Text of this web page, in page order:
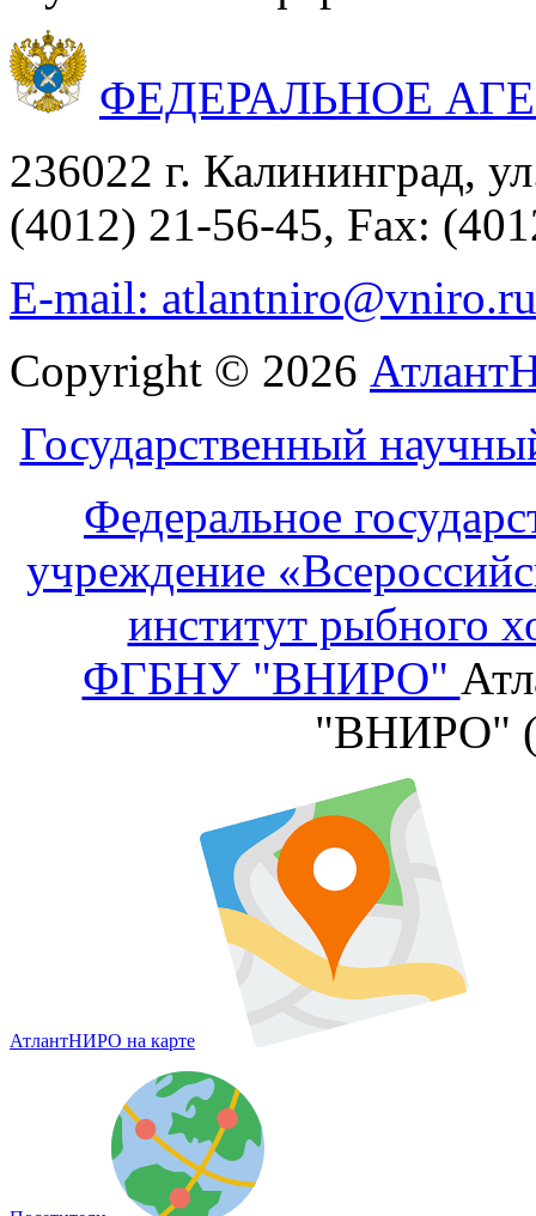
ФЕДЕРАЛЬНОЕ
236022 г. Калининград,
(4012) 21-56-45, Fax:
E-mail: atlantniro@vniro.ru
Copyright © 2026
Государственный
Федеральное
учреждение
институт рыбного
ФГБНУ "ВНИРО"
"ВНИРО"
АтлантНИРО на карте